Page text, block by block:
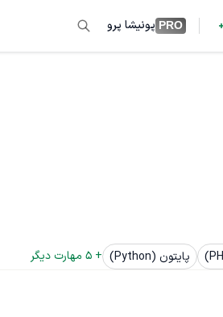
PRO پونیشا پرو
پایتون (Python) +
5 مهارت دیگر